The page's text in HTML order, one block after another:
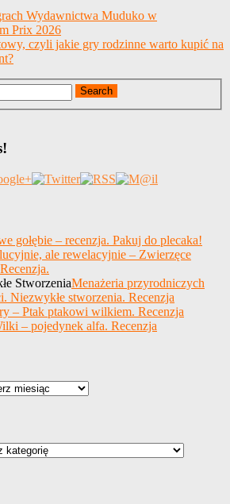
Wydawnictwa Muduko w
Prix 2026
czyli jakie gry rodzinne warto kupić na
gołębie – recenzja. Pakuj do plecaka!
ale rewelacyjnie – Zwierzęce
Menażeria przyrodniczych
Niezwykłe stworzenia. Recenzja
– Ptak ptakowi wilkiem. Recenzja
– pojedynek alfa. Recenzja